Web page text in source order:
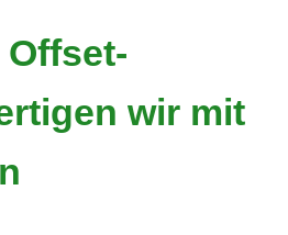
Offset-
wir mit